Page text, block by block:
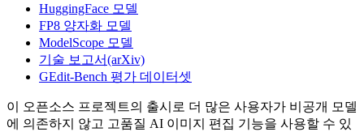
HuggingFace 모델
FP8 양자화 모델
ModelScope 모델
기술 보고서(arXiv)
GEdit-Bench 평가 데이터셋
이 오픈소스 프로젝트의 출시로 더 많은 사용자가 비공개 모델
에 의존하지 않고 고품질 AI 이미지 편집 기능을 사용할 수 있